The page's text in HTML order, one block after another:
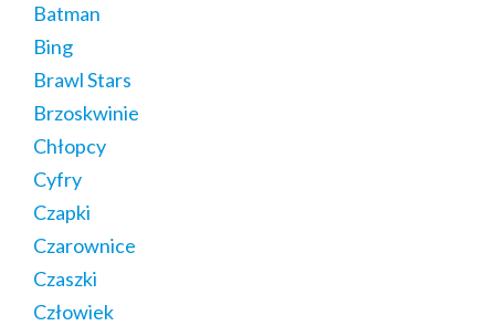
Batman
Bing
Brawl Stars
Brzoskwinie
Chłopcy
Cyfry
Czapki
Czarownice
Czaszki
Człowiek